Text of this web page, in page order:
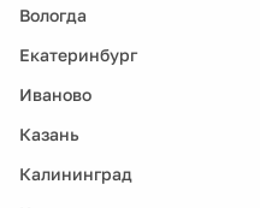
Вологда
Екатеринбург
Иваново
Казань
Калининград